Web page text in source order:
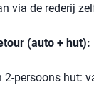
via de rederij
(auto + hut):
2-persoons hut: